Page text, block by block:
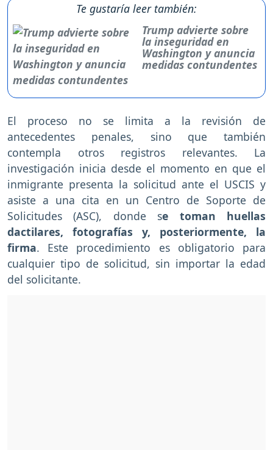
Te gustaría leer también:
Trump advierte sobre
la inseguridad en
Washington y anuncia
medidas contundentes
El proceso no se limita a la revisión de
antecedentes penales, sino que también
contempla otros registros relevantes. La
investigación inicia desde el momento en que el
inmigrante presenta la solicitud ante el USCIS y
asiste a una cita en un Centro de Soporte de
Solicitudes (ASC), donde se toman huellas
dactilares, fotografías y, posteriormente, la
firma. Este procedimiento es obligatorio para
cualquier tipo de solicitud, sin importar la edad
del solicitante.